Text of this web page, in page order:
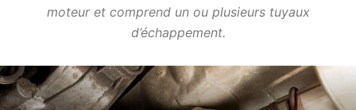
SYSTÈMES DE CARBURANT ET D'ALLUMAGE
moteur et comprend un ou plusieurs tuyaux
d’échappement.